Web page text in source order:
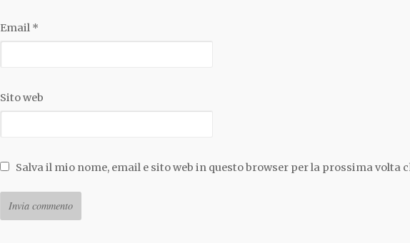
Email *
Sito web
Salva il mio nome, email e sito web in questo browser per la prossima volta